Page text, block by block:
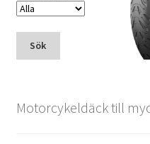
Sök
Motorcykeldäck till